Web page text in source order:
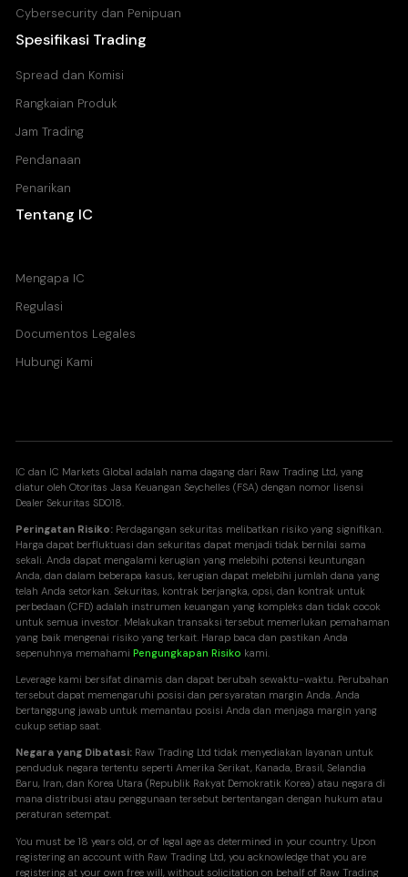
Cybersecurity dan Penipuan
Spesifikasi Trading
Spread dan Komisi
Rangkaian Produk
Jam Trading
Pendanaan
Penarikan
Tentang IC
Mengapa IC
Regulasi
Documentos Legales
Hubungi Kami
IC dan IC Markets Global adalah nama dagang dari Raw Trading Ltd, yang
diatur oleh Otoritas Jasa Keuangan Seychelles (FSA) dengan nomor lisensi
Dealer Sekuritas SD018.
Peringatan Risiko: Perdagangan sekuritas melibatkan risiko yang signifikan.
Harga dapat berfluktuasi dan sekuritas dapat menjadi tidak bernilai sama
sekali. Anda dapat mengalami kerugian yang melebihi potensi keuntungan
Anda, dan dalam beberapa kasus, kerugian dapat melebihi jumlah dana yang
telah Anda setorkan. Sekuritas, kontrak berjangka, opsi, dan kontrak untuk
perbedaan (CFD) adalah instrumen keuangan yang kompleks dan tidak cocok
untuk semua investor. Melakukan transaksi tersebut memerlukan pemahaman
yang baik mengenai risiko yang terkait. Harap baca dan pastikan Anda
sepenuhnya memahamiPengungkapan Risiko kami.
Leverage kami bersifat dinamis dan dapat berubah sewaktu-waktu. Perubahan
tersebut dapat memengaruhi posisi dan persyaratan margin Anda. Anda
bertanggung jawab untuk memantau posisi Anda dan menjaga margin yang
cukup setiap saat.
Negara yang Dibatasi: Raw Trading Ltd tidak menyediakan layanan untuk
penduduk negara tertentu seperti Amerika Serikat, Kanada, Brasil, Selandia
Baru, Iran, dan Korea Utara (Republik Rakyat Demokratik Korea) atau negara di
mana distribusi atau penggunaan tersebut bertentangan dengan hukum atau
peraturan setempat.
You must be 18 years old, or of legal age as determined in your country. Upon
registering an account with Raw Trading Ltd, you acknowledge that you are
registeringat your own free will, without solicitation on behalf of Raw Trading